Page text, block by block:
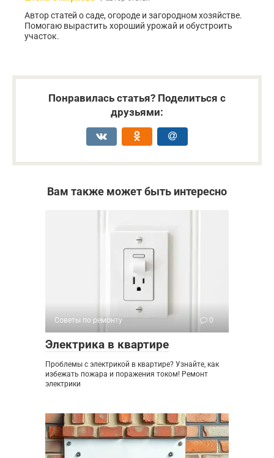
Автор статей о саде, огороде и загородном хозяйстве.
Помогаю вырастить хороший урожай и обустроить
участок.
Понравилась статья? Поделиться с
друзьями:
Вам также может быть интересно
Советы по ремонту 0
Электрика в квартире
Проблемы с электрикой в квартире? Узнайте, как
избежать пожара и поражения током! Ремонт
электрики